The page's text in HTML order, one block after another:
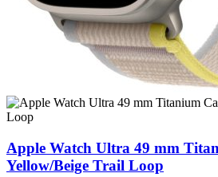
Apple Watch Ultra 49 mm
Yellow/Beige Trail Loop